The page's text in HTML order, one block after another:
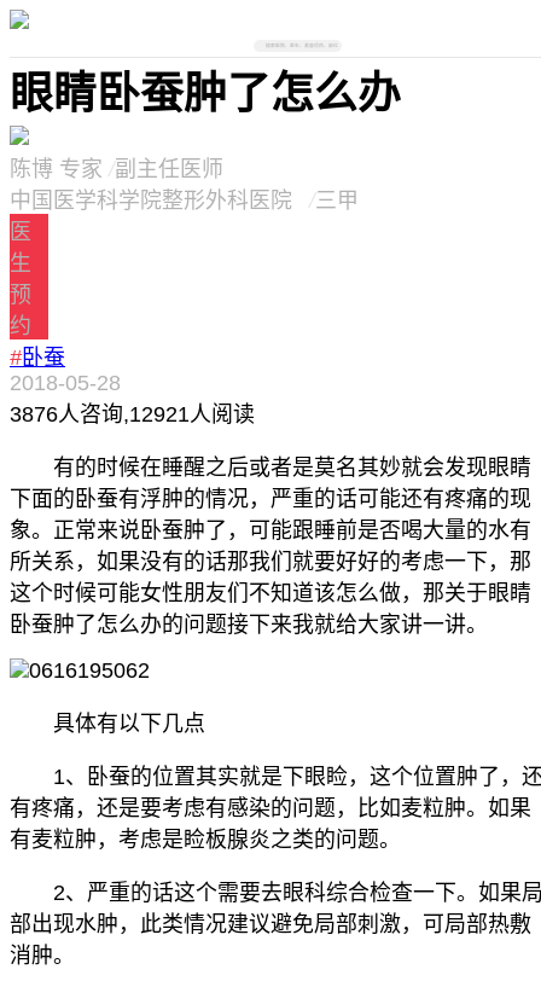
搜索医院、医生、美容项目、部位
眼睛卧蚕肿了怎么办
陈博 专家 副主任医师
中国医学科学院整形外科医院
三甲
医
生
预
约
#卧蚕
2018-05-28
3876人咨询,12921人阅读
有的时候在睡醒之后或者是莫名其妙就会发现眼睛
下面的卧蚕有浮肿的情况，严重的话可能还有疼痛的现
象。正常来说卧蚕肿了，可能跟睡前是否喝大量的水有
所关系，如果没有的话那我们就要好好的考虑一下，那
这个时候可能女性朋友们不知道该怎么做，那关于眼睛
卧蚕肿了怎么办的问题接下来我就给大家讲一讲。
具体有以下几点
1、卧蚕的位置其实就是下眼睑，这个位置肿了，
有疼痛，还是要考虑有感染的问题，比如麦粒肿。如果
有麦粒肿，考虑是睑板腺炎之类的问题。
2、严重的话这个需要去眼科综合检查一下。如果
部出现水肿，此类情况建议避免局部刺激，可局部热敷
消肿。